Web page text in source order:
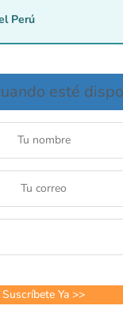
Perú
esté